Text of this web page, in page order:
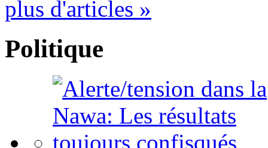
plus d'articles »
Politique